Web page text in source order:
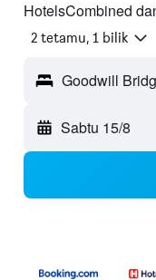
HotelsCombined
2 tetamu, 1 bilik
Goodwill
Sabtu 15/8